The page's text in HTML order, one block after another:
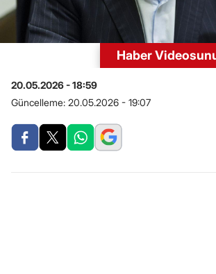
Haber
20.05.2026 - 18:59
Güncelleme: 20.05.2026 - 19:07